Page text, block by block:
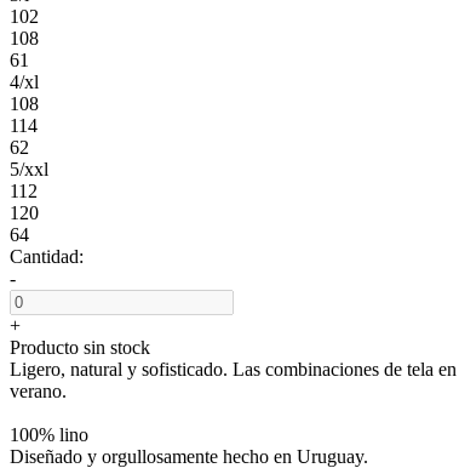
102
108
61
4/xl
108
114
62
5/xxl
112
120
64
Cantidad:
-
+
Producto sin stock
Ligero, natural y sofisticado. Las combinaciones de tela
verano.
100% lino
Diseñado y orgullosamente hecho en Uruguay.